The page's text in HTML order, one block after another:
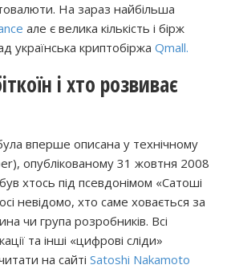
На зараз найбільша
але є велика кількість і бірж
українська криптобіржа Qmall.
і хто розвиває
вперше описана у технічному
опублікованому 31 жовтня 2008
хтось під псевдонімом «Сатоші
невідомо, хто саме ховається за
чи група розробників. Всі
та інші «цифрові сліди»
на сайті Satoshi Nakamoto